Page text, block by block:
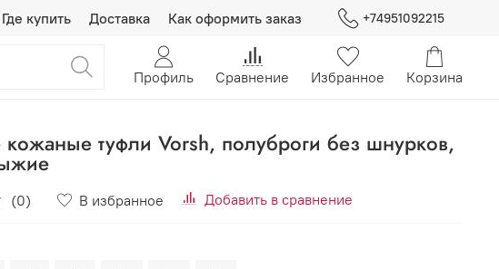
Где купить Доставка Как оформить заказ +74951092215
Профиль Сравнение Избранное Корзина
туфли Vorsh, полуброги без шнурков,
(0) В избранное Добавить в сравнение